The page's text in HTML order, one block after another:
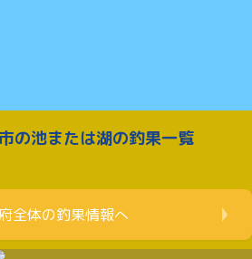
の池または湖の釣果一覧
全体の釣果情報へ